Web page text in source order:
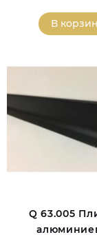
В
Q 63.005